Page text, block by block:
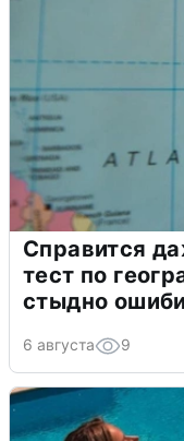
Справится
тест по
стыдно
6 августа 9